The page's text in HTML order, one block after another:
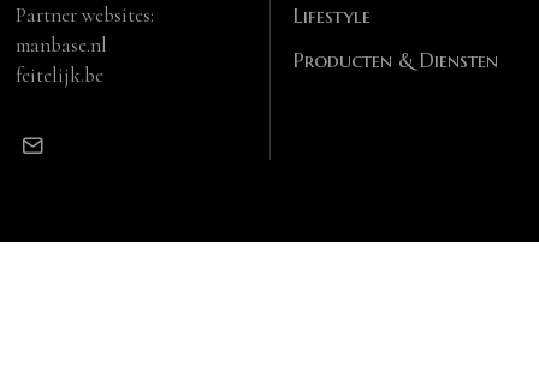
Partner websites:
manbase.nl
feitelijk.be
Lifestyle
Producten & Diensten